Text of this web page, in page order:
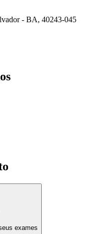
- BA, 40243-045
exames